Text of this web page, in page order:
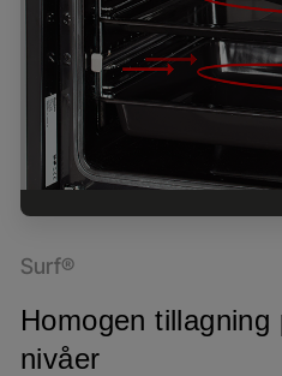
Surf®
Homogen tillagning
nivåer